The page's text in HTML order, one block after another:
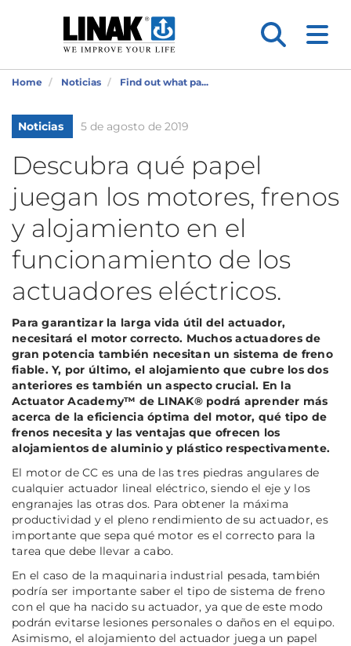
Home Noticias Find out what pa...
Noticias 5 de agosto de 2019
Descubra qué papel
juegan los motores, frenos
y alojamiento en el
funcionamiento de los
actuadores eléctricos.
Para garantizar la larga vida útil del actuador,
necesitará el motor correcto. Muchos actuadores de
gran potencia también necesitan un sistema de freno
fiable. Y, por último, el alojamiento que cubre los dos
anteriores es también un aspecto crucial. En la
Actuator Academy™ de LINAK® podrá aprender más
acerca de la eficiencia óptima del motor, qué tipo de
frenos necesita y las ventajas que ofrecen los
alojamientos de aluminio y plástico respectivamente.
El motor de CC es una de las tres piedras angulares de
cualquier actuador lineal eléctrico, siendo el eje y los
engranajes las otras dos. Para obtener la máxima
productividad y el pleno rendimiento de su actuador, es
importante que sepa qué motor es el correcto para la
tarea que debe llevar a cabo.
En el caso de la maquinaria industrial pesada, también
podría ser importante saber el tipo de sistema de freno
con el que ha nacido su actuador, ya que de este modo
podrán evitarse lesiones personales o daños en el equipo.
Asimismo, el alojamiento del actuador juega un papel